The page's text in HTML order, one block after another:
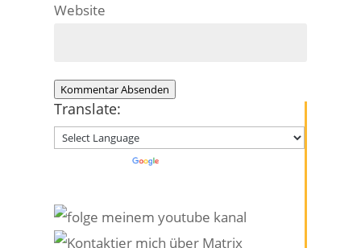
Website
Kommentar Absenden
Translate:
Powered by